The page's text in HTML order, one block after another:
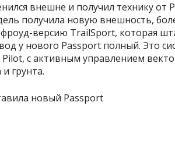
внешне и получил технику от
получила новую внешность,
версию TrailSport, которая
у нового Passport полный. Это
Pilot, с активным управлением
и грунта.